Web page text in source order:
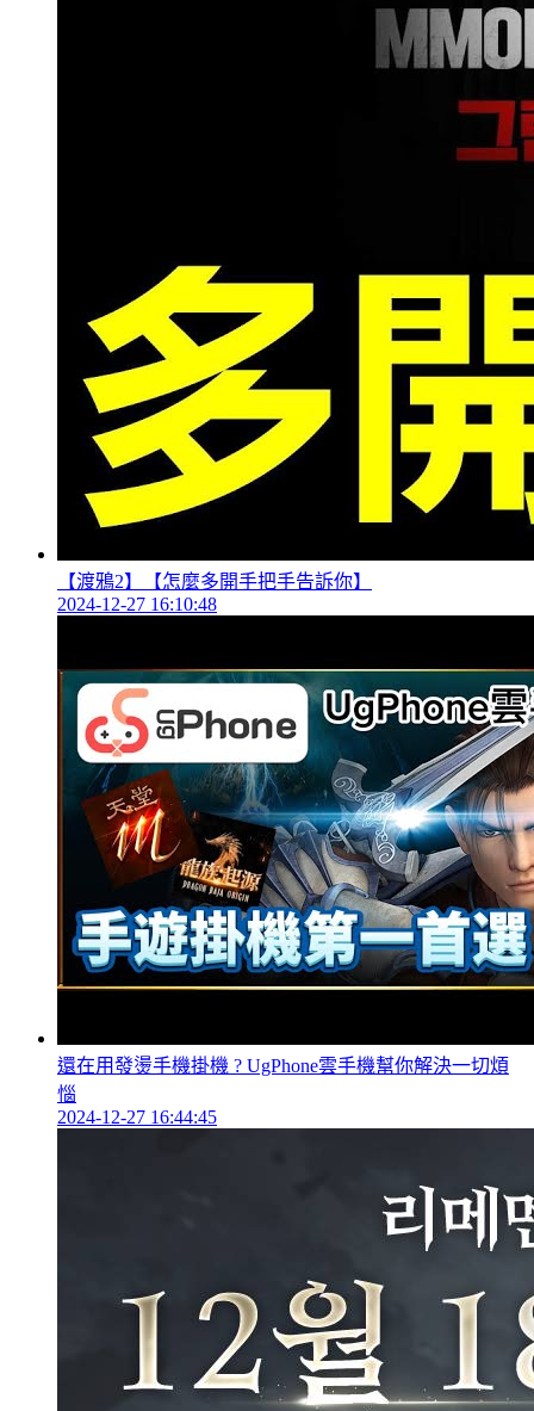
【渡鴉2】【怎麼多開手把手告訴你】
2024-12-27 16:10:48
還在用發燙手機掛機 ? UgPhone雲手機幫你解決一切煩
惱
2024-12-27 16:44:45